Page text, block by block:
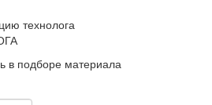
в подборе материала